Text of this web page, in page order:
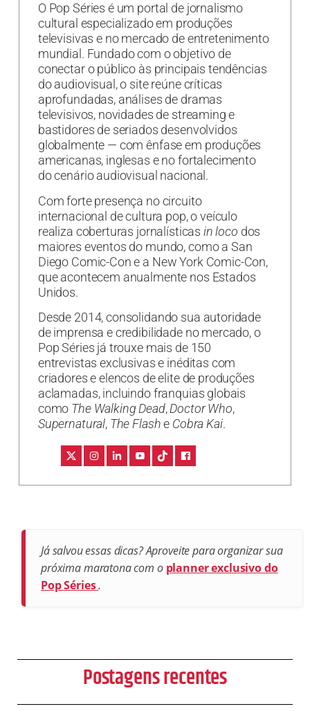
O Pop Séries é um portal de jornalismo
cultural especializado em produções
televisivas e no mercado de entretenimento
mundial. Fundado com o objetivo de
conectar o público às principais tendências
do audiovisual, o site reúne críticas
aprofundadas, análises de dramas
televisivos, novidades de streaming e
bastidores de seriados desenvolvidos
globalmente — com ênfase em produções
americanas, inglesas e no fortalecimento
do cenário audiovisual nacional.
Com forte presença no circuito
internacional de cultura pop, o veículo
realiza coberturas jornalísticas in loco dos
maiores eventos do mundo, como a San
Diego Comic-Con e a New York Comic-Con,
que acontecem anualmente nos Estados
Unidos.
Desde 2014, consolidando sua autoridade
de imprensa e credibilidade no mercado, o
Pop Séries já trouxe mais de 150
entrevistas exclusivas e inéditas com
criadores e elencos de elite de produções
aclamadas, incluindo franquias globais
como The Walking Dead,Doctor Who,
Supernatural, The Flashe Cobra Kai.
Já salvou essas dicas? Aproveite para organizar sua
próxima maratona com o planner exclusivo do
Pop Séries.
Postagens recentes